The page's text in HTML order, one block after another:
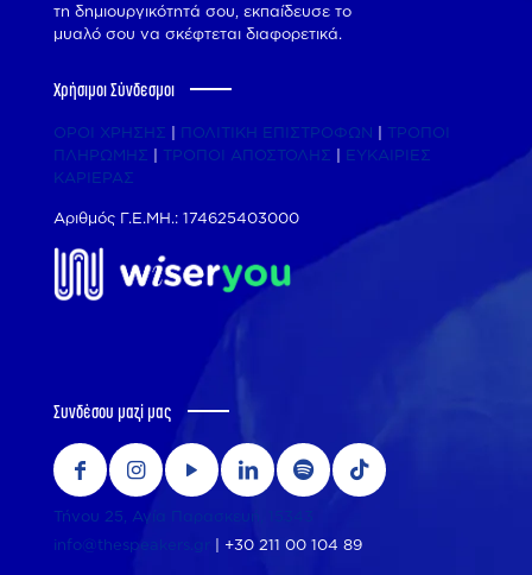
τη δημιουργικότητά σου, εκπαίδευσε το
μυαλό σου να σκέφτεται διαφορετικά.
Χρήσιμοι Σύνδεσμοι
ΟΡΟΙ ΧΡΗΣΗΣ ΠΟΛΙΤΙΚΗ ΕΠΙΣΤΡΟΦΩΝ
ΤΡΟΠΟΙ
ΠΛΗΡΩΜΗΣ
ΤΡΟΠΟΙ ΑΠΟΣΤΟΛΗΣ
ΕΥΚΑΙΡΙΕΣ
ΚΑΡΙΕΡΑΣ
Αριθμός Γ.Ε.ΜΗ.: 174625403000
Συνδέσου μαζί μας
Τήνου 25, Αγία Παρασκευή, 15343
info@thespeakers.gr
+30 211 00 104 89